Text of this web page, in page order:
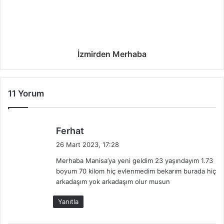
İzmirden Merhaba
11 Yorum
Ferhat
k
i
26 Mart 2023, 17:28
Merhaba Manisa’ya yeni geldim 23 yaşındayım 1.73
boyum 70 kilom hiç evlenmedim bekarım burada hiç
arkadaşım yok arkadaşım olur musun
Yanıtla